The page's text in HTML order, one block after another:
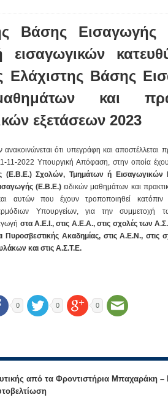
Βάσης Εισαγωγής
Ελάχιστης Βάσης
και
εξετάσεων 2023
ότι υπεγράφη και αποστέλλεται
2022 Υπουργική Απόφαση, στην οποία
(Ε.Β.Ε.) Σχολών, Τμημάτων ή Εισαγωγικών
(Ε.Β.Ε.)ειδικών μαθημάτων και
αυτών που έχουν τροποποιηθεί κατόπιν
Υπουργείων, για την συμμετοχή
στα Α.Ε.Ι., στις Α.Ε.Α., στις σχολές των
Πυροσβεστικής Ακαδημίας, στις Α.Ε.Ν., στις
και στις Α.Σ.Τ.Ε.
0 0 0
από τα Φροντιστήρια Μπαχαράκη –